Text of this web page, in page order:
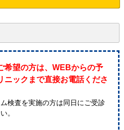
希望の方は、WEBからの予
ニックまで直接お電話くださ
検査を実施の方は同日にご受診
。